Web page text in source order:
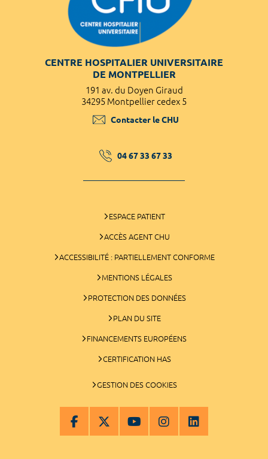
CENTRE HOSPITALIER UNIVERSITAIRE
DE MONTPELLIER
191 av. du Doyen Giraud
34295 Montpellier cedex 5
Contacter le CHU
04 67 33 67 33
ESPACE PATIENT
ACCÈS AGENT CHU
ACCESSIBILITÉ : PARTIELLEMENT CONFORME
MENTIONS LÉGALES
PROTECTION DES DONNÉES
PLAN DU SITE
FINANCEMENTS EUROPÉENS
CERTIFICATION HAS
GESTION DES COOKIES